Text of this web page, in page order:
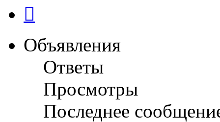
Объявления
Ответы
Просмотры
Последнее